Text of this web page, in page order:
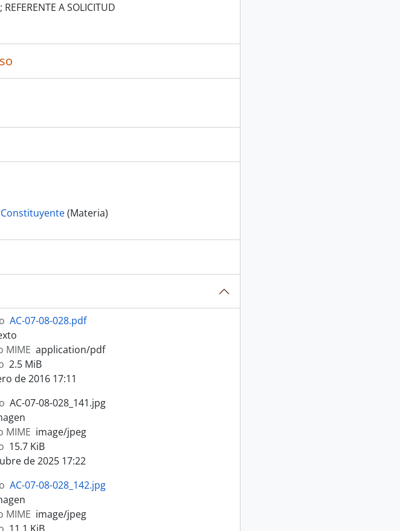
REFERENTE A SOLICITUD
(Materia)
AC-07-08-028.pdf
MIME application/pdf
2.5 MiB
de 2016 17:11
AC-07-08-028_141.jpg
MIME image/jpeg
15.7 KiB
de 2025 17:22
AC-07-08-028_142.jpg
MIME image/jpeg